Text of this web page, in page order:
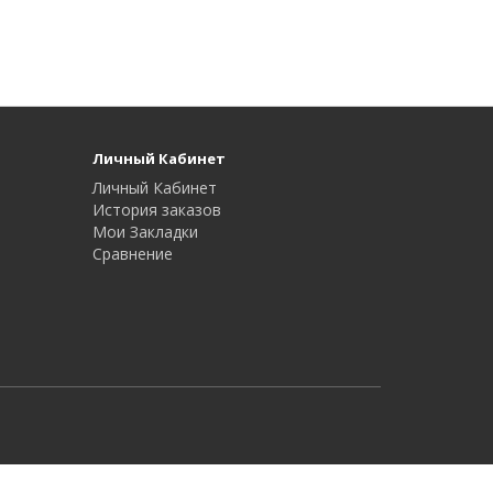
Личный Кабинет
Личный Кабинет
История заказов
Мои Закладки
Сравнение